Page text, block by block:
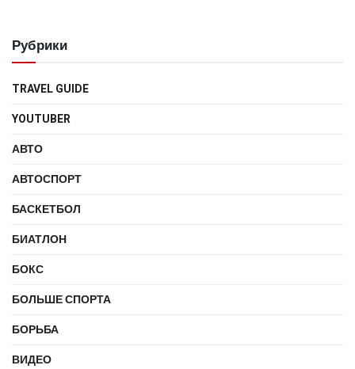
Рубрики
TRAVEL GUIDE
YOUTUBER
АВТО
АВТОСПОРТ
БАСКЕТБОЛ
БИАТЛОН
БОКС
БОЛЬШЕ СПОРТА
БОРЬБА
ВИДЕО